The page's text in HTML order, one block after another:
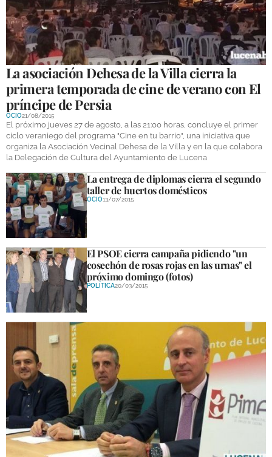
La asociación Dehesa de la Villa cierra la
primera temporada de cine de verano con El
príncipe de Persia
OCIO21/08/2015
El próximo jueves 27 de agosto, a las 21:00 horas, concluye el primer
ciclo veraniego del programa "Cine en tu barrio", una iniciativa que
organiza la Asociación Vecinal Dehesa de la Villa y en la que colabora
la Delegación de Cultura del Ayuntamiento de Lucena
La entrega de diplomas cierra el segundo
taller de huertos domésticos
OCIO13/07/2015
El PSOE cierra campaña pidiendo "un
cosechón de rosas rojas en las urnas" el
próximo domingo (fotos)
POLÍTICA20/03/2015